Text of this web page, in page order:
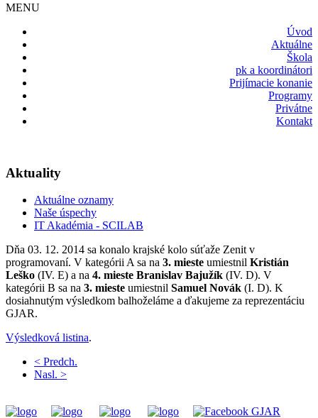
MENU
Úvod
Aktuálne
Škola
pk a koordinátori
Prijímacie konanie
Programy
Privátne
Kontakt
Aktuality
Aktuálne oznamy
Naše úspechy
IT Akadémia - SCILAB
Dňa 03. 12. 2014 sa konalo krajské kolo súťaže Zenit v
programovaní. V kategórii A sa na 3. mieste umiestnil Kristián
Leško (IV. E) a na 4. mieste Branislav Bajužík (IV. D). V
kategórii B sa na 3. mieste umiestnil Samuel Novák (I. D). K
dosiahnutým výsledkom balhoželáme a ďakujeme za reprezentáciu
GJAR.
Výsledková listina.
< Predch.
Nasl. >